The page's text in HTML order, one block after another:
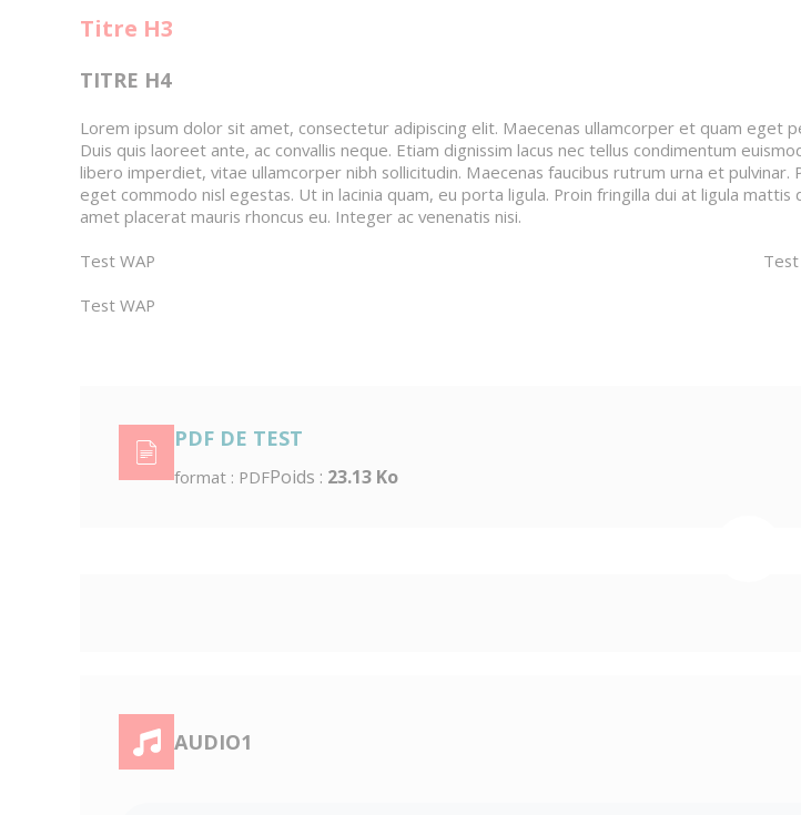
Titre H3
TITRE H4
Lorem ipsum dolor sit amet, consectetur adipiscing elit. Maecenas ullamcorper et quam eget
Duis quis laoreet ante, ac convallis neque. Etiam dignissim lacus nec tellus condimentum
libero imperdiet, vitae ullamcorper nibh sollicitudin. Maecenas faucibus rutrum urna et
eget commodo nisl egestas. Ut in lacinia quam, eu porta ligula. Proin fringilla dui at ligula
amet placerat mauris rhoncus eu. Integer ac venenatis nisi.
Test WAP
Test WAP
PDF DE TEST
format : PDFPoids : 23.13 Ko
AUDIO1